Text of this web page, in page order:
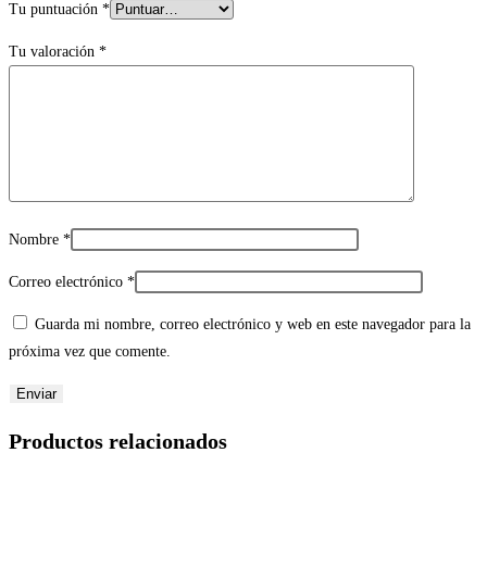
Tu puntuación *
Tu valoración *
Nombre *
Correo electrónico *
Guarda mi nombre, correo electrónico y web en este navegador para la
próxima vez que comente.
Productos relacionados